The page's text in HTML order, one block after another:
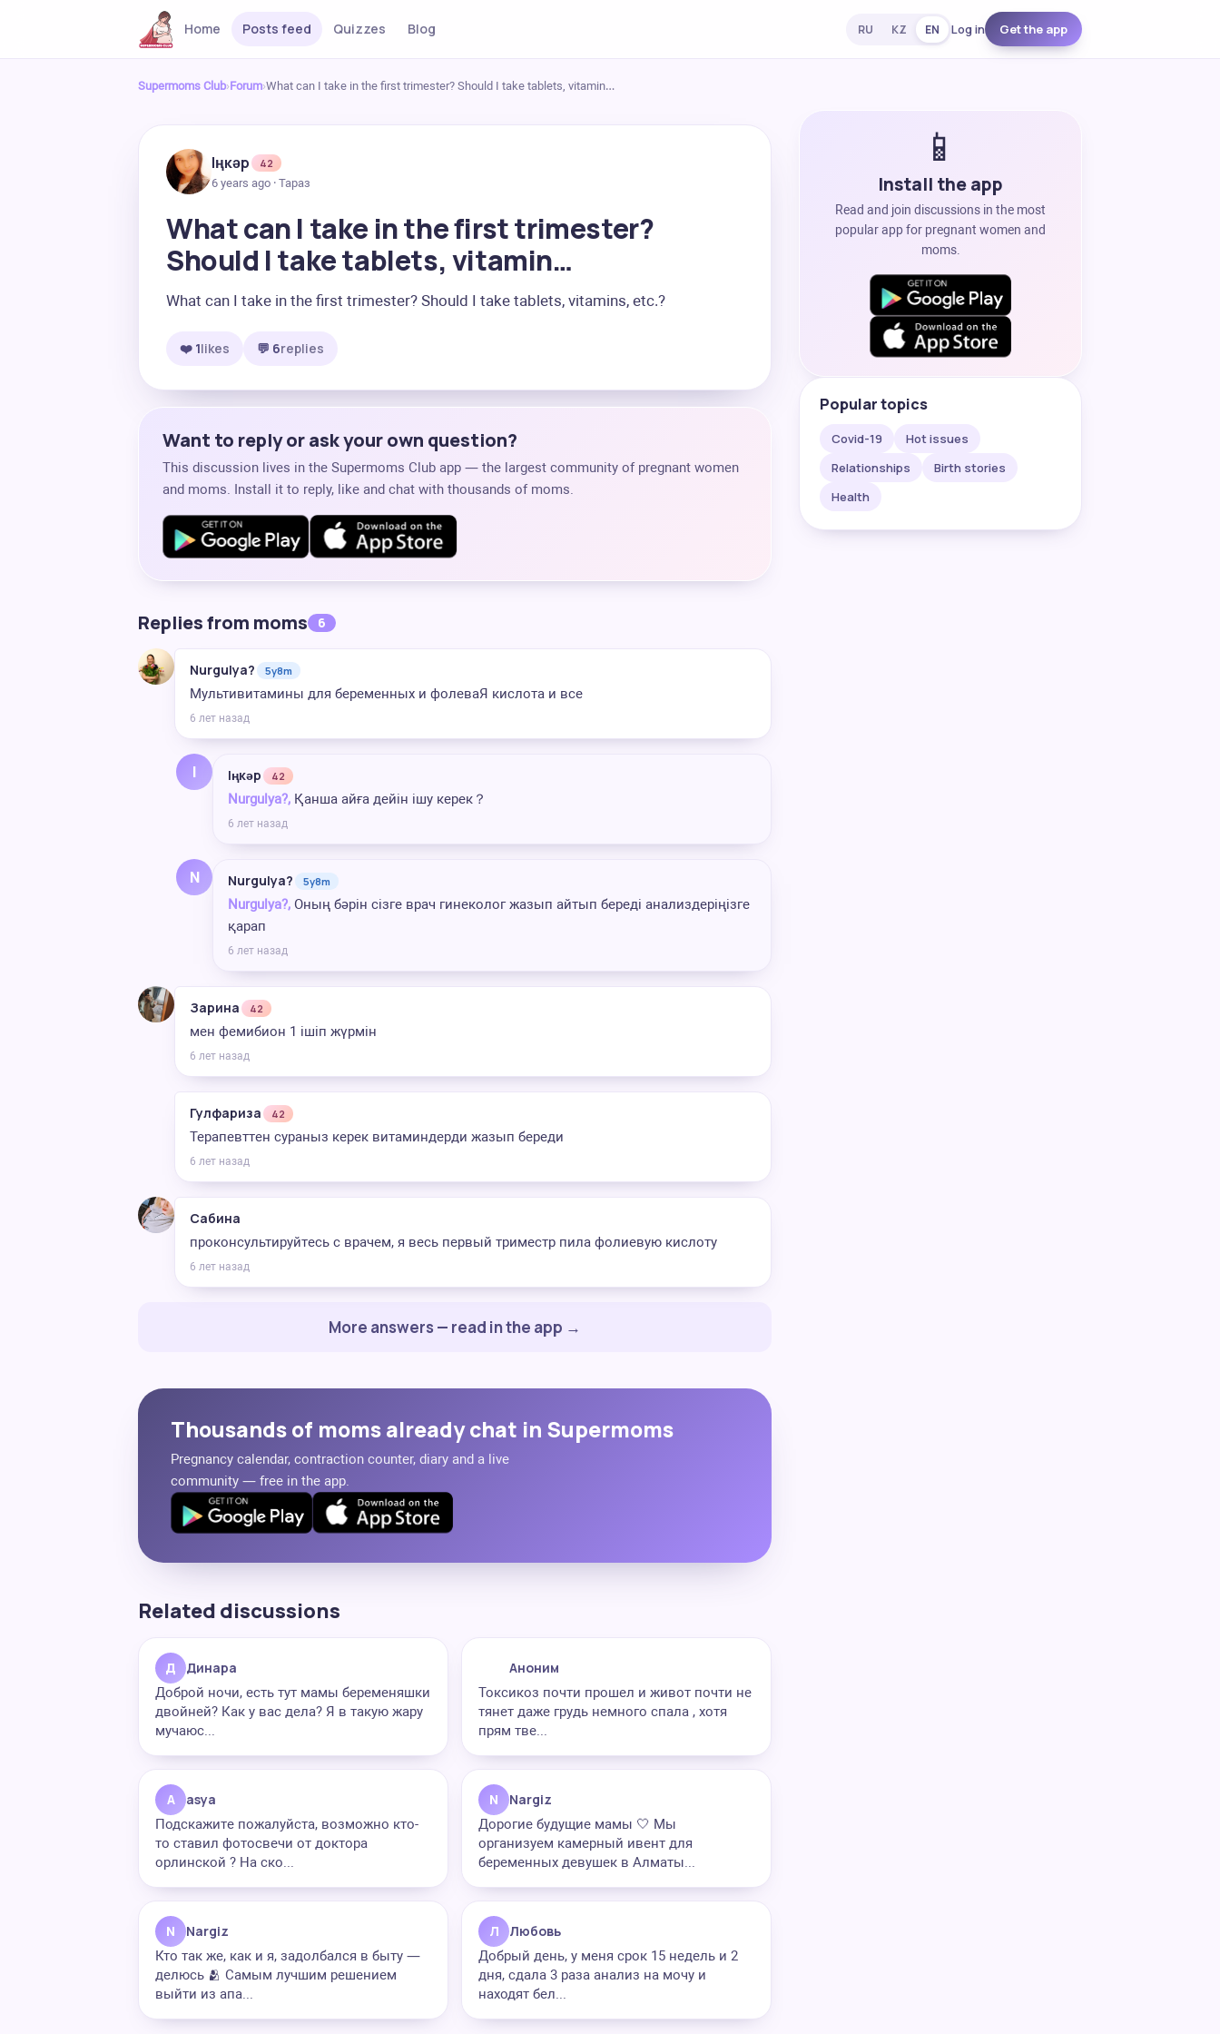
Home Posts feed Quizzes Blog RU KZ EN Log in Get the app
Supermoms Club›Forum›What can I take in the first trimester? Should I take tablets, vitamin…
Іңкәр
42
6 years ago · Тараз
What can I take in the first trimester?
Should I take tablets, vitamin…
What can I take in the first trimester? Should I take tablets, vitamins, etc.?
❤️ 1likes 💬 6replies
Want to reply or ask your own question?
This discussion lives in the Supermoms Club app — the largest community of pregnant women
and moms. Install it to reply, like and chat with thousands of moms.
Replies from moms 6
Nurgulya? 5y8m
Мультивитамины для беременных и фолеваЯ кислота и все
6 лет назад
І Іңкәр 42
Nurgulya?, Қанша айға дейін ішу керек？
6 лет назад
N Nurgulya? 5y8m
Nurgulya?, Оның бәрін сізге врач гинеколог жазып айтып береді анализдеріңізге
қарап
6 лет назад
Зарина 42
мен фемибион 1 ішіп жүрмін
6 лет назад
Гулфариза 42
Терапевттен сураныз керек витаминдерди жазып береди
6 лет назад
Сабина
проконсультируйтесь с врачем, я весь первый триместр пила фолиевую кислоту
6 лет назад
More answers — read in the app →
Thousands of moms already chat in Supermoms
Pregnancy calendar, contraction counter, diary and a live
community — free in the app.
Related discussions
Д Динара
Доброй ночи, есть тут мамы беременяшки
двойней? Как у вас дела? Я в такую жару
мучаюс...
Аноним
Токсикоз почти прошел и живот почти не
тянет даже грудь немного спала , хотя
прям тве...
A asya
Подскажите пожалуйста, возможно кто-
то ставил фотосвечи от доктора
орлинской ? На ско...
N Nargiz
Дорогие будущие мамы 🤍 Мы
организуем камерный ивент для
беременных девушек в Алматы...
N Nargiz
Кто так же, как и я, задолбался в быту —
делюсь 🫂 Самым лучшим решением
выйти из апа...
Л Любовь
Добрый день, у меня срок 15 недель и 2
дня, сдала 3 раза анализ на мочу и
находят бел...
📱
Install the app
Read and join discussions in the most
popular app for pregnant women and
moms.
Popular topics
Covid-19
Hot issues
Relationships
Birth stories
Health